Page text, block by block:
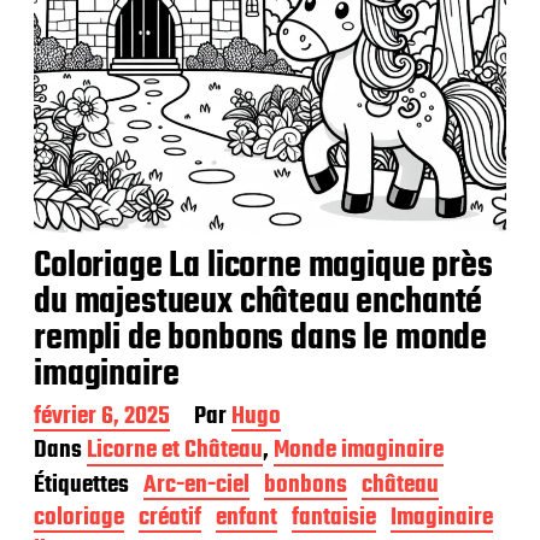
Coloriage La licorne magique près
du majestueux château enchanté
rempli de bonbons dans le monde
imaginaire
D
a
t
e
d
février 6, 2025 ParHugo
DansLicorne et Château,Monde imaginaire
Étiquettes Arc-en-ciel bonbons château
coloriage créatif enfant fantaisie Imaginaire